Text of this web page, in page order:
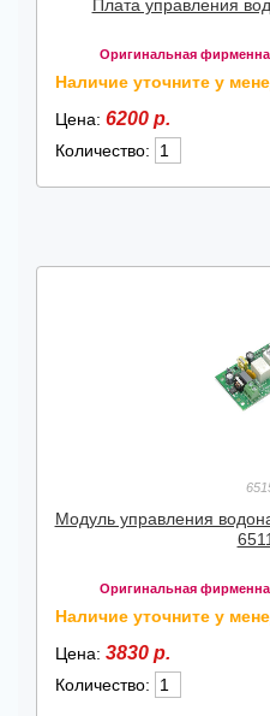
Плата управления
Оригинальная
Наличие уточните у
Цена: 6200 р.
Количество:
Модуль управления
Оригинальная
Наличие уточните у
Цена: 3830 р.
Количество: